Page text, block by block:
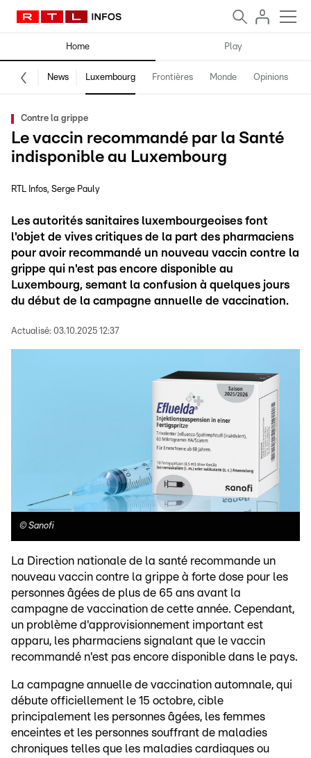
Home Play
News Luxembourg Frontières Monde Opinions
Contre la grippe
Le vaccin recommandé par la Santé
indisponible au Luxembourg
RTL Infos Serge Pauly
Les autorités sanitaires luxembourgeoises font
l'objet de vives critiques de la part des pharmaciens
pour avoir recommandé un nouveau vaccin contre la
grippe qui n'est pas encore disponible au
Luxembourg, semant la confusion à quelques jours
du début de la campagne annuelle de vaccination.
Actualisé: 03.10.2025 12:37
© Sanofi
La Direction nationale de la santé recommande un
nouveau vaccin contre la grippe à forte dose pour les
personnes âgées de plus de 65 ans avant la
campagne de vaccination de cette année. Cependant,
un problème d'approvisionnement important est
apparu, les pharmaciens signalant que le vaccin
recommandé n'est pas encore disponible dans le pays.
La campagne annuelle de vaccination automnale, qui
débute officiellement le 15 octobre, cible
principalement les personnes âgées, les femmes
enceintes et les personnes souffrant de maladies
chroniques telles que les maladies cardiaques ou